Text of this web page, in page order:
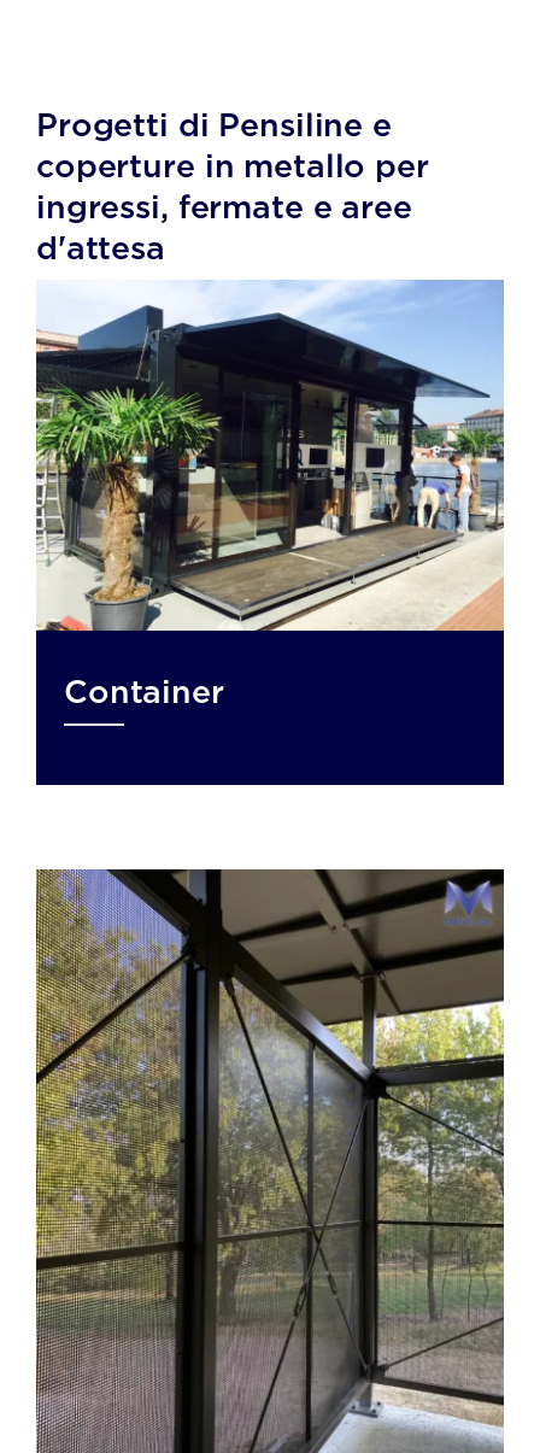
Progetti di Pensiline e
coperture in metallo per
ingressi, fermate e aree
d'attesa
Container